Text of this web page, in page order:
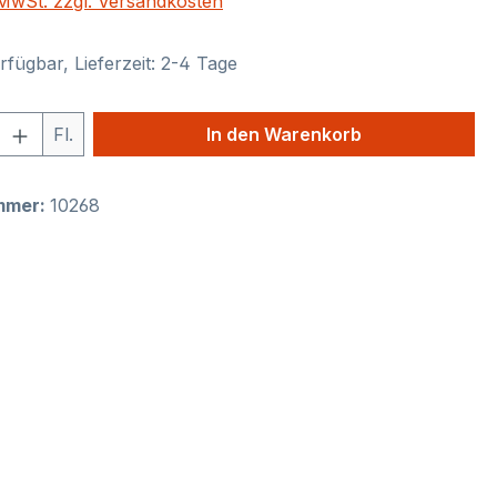
Lieferzeit: 2-4 Tage
Anzahl: Gib den gewünschten Wert
Fl. In den Warenkorb
10268